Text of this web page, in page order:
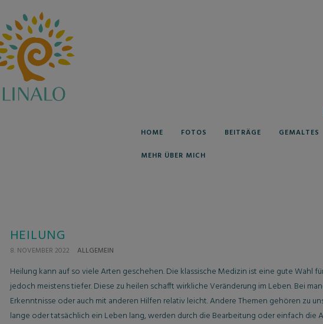
HOME FOTOS BEITRÄGE GEMALTES
MEHR ÜBER MICH
HEILUNG
8. NOVEMBER 2022 ALLGEMEIN
Heilung kann auf so viele Arten geschehen. Die klassische Medizin ist eine gute Wahl
jedoch meistens tiefer. Diese zu heilen schafft wirkliche Veränderung im Leben. Bei
Erkenntnisse oder auch mit anderen Hilfen relativ leicht. Andere Themen gehören zu
lange oder tatsächlich ein Leben lang, werden durch die Bearbeitung oder einfach die